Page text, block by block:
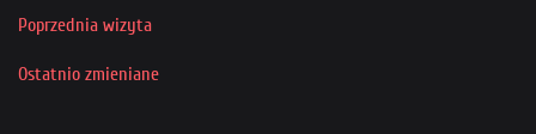
Poprzednia wizyta
Ostatnio zmieniane